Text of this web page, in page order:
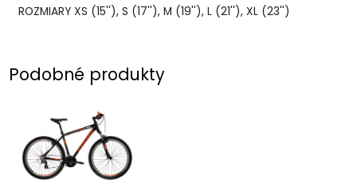
ROZMIARY XS (15''), S (17''), M (19''), L (21''), XL (23'')
Podobné produkty